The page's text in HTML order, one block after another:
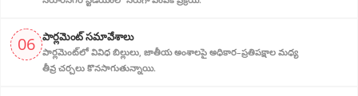
06 పార్లమెంట్ సమావేశాలు
పార్లమెంట్‌లో వివిధ బిల్లులు, జాతీయ అంశాలపై అధికార–ప్రతిపక్షాల మధ్య
తీవ్ర చర్చలు కొనసాగుతున్నాయి.